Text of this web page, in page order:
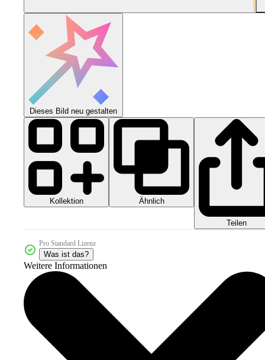
Dieses Bild neu gestalten
Kollektion Ähnlich
Teilen
Pro Standard Lizenz
Was ist das?
Weitere Informationen